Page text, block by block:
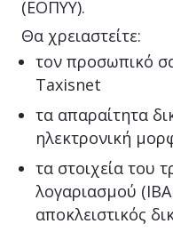
(ΕΟΠΥΥ).
Θα χρειαστείτε:
τον προσωπικό
Taxisnet
τα απαραίτητα
ηλεκτρονική
τα στοιχεία του
λογαριασµού
αποκλειστικός